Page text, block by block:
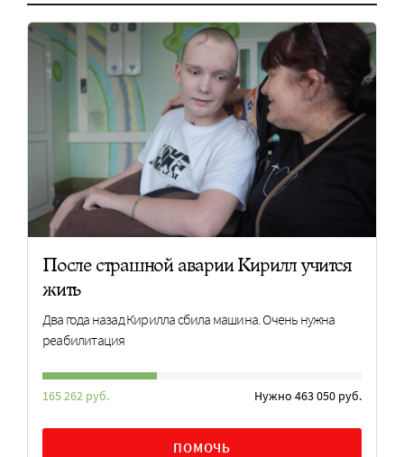
После страшной аварии Кирилл учится
жить
Два года назад Кирилла сбила машина. Очень нужна
реабилитация
165 262 руб. Нужно 463 050 руб.
ПОМОЧЬ